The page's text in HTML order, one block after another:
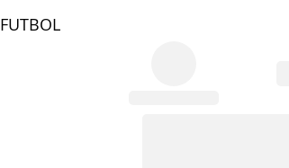
FUTBOL